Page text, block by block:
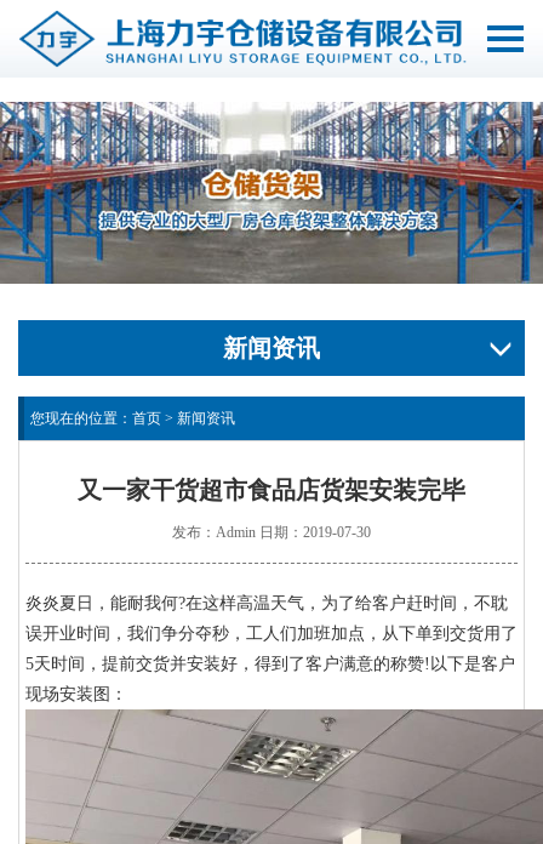
切
航
新闻资讯
您现在的位置： 首页 > 新闻资讯
又一家干货超市食品店货架安装完毕
发布：Admin 日期：2019-07-30
炎炎夏日，能耐我何?在这样高温天气，为了给客户赶时间，不耽
误开业时间，我们争分夺秒，工人们加班加点，从下单到交货用了
5天时间，提前交货并安装好，得到了客户满意的称赞!以下是客户
现场安装图：